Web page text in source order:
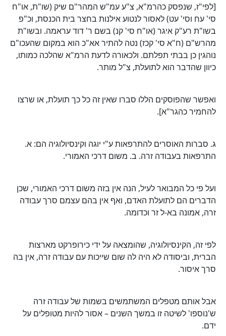
[לפי"ז, שנפסק כהרמ"א, צ"ע עמ"ש המהר"ם שיק (שו"ת, או"ח
סי' עח וסי' עט) לאסור לנטוע אילנות בחצר בית הכנסת, וכ"פ
בשו"ת רע"ק איגר (או"ח סי' קנ) בשם ר' דוד עראמה. ובשו"ת
מהרש"ם (ח"א סי' קכז) נטה להתיר אא"כ הוא במקום שהעכו"ם
נוהגין כן בבתי תפלתם. ולכאורה לדעת הרמ"א שהלכה כמותו,
כיוון שהדבר הוא לתועלת, צ"ל מותר.
ואפשר שהפוסקים הללו סברו שאין זה כל כך תועלת, או שרצו
להחמיר כהגר"א].
ג. סברות האוסרים להתרפאות ע"י יוגה וקינסיולוגיה הם: א.
התרפאות בעבודה זרה. ב. משום דרכי האמורי.
ועל פי כל המבואר לעיל, הנה אין בזה משום דרכי האמורי, שכן
הדברים הם לתועלת האדם, ואף אין בהם עצמם סרך עבודה
זרה, אמונה בא-ל זר וכדומה.
לפי זה, הקינסיולוגיה, שהומצאה על ידי כירופרקט מארצות
הברית, וביסודה לא היה לה שום שייכות עם עבודה זרה, אין בה
סרך איסור.
אבל אותם מטפלים המשתמשים בשמות של עבודה זרה
ש'נוספו' לשיטה זו במשך השנים – אסור להיות מטופלים על
ידם.